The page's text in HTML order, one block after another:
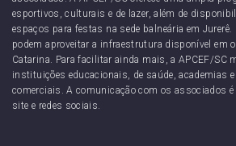
esportivos, culturais e de lazer, além de
espaços para festas na sede balneária em
podem aproveitar a infraestrutura disponível em
Catarina. Para facilitar ainda mais, a APCEF/SC
instituições educacionais, de saúde, academias
comerciais. A comunicação com os associados é
site e redes sociais.